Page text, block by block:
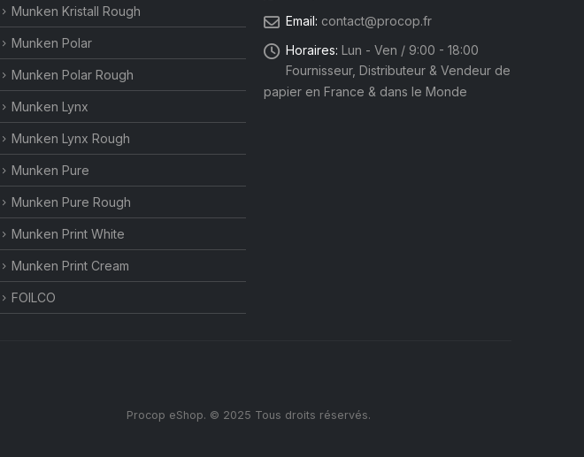
Munken Kristall Rough
Munken Polar
Munken Polar Rough
Munken Lynx
Munken Lynx Rough
Munken Pure
Munken Pure Rough
Munken Print White
Munken Print Cream
FOILCO
Email: contact@procop.fr
Horaires: Lun - Ven / 9:00 - 18:00
Fournisseur, Distributeur & Vendeur de
papier en France & dans le Monde
Procop eShop. © 2025 Tous droits réservés.